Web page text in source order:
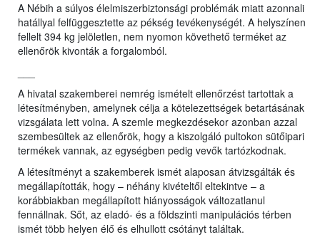
A Nébih a súlyos élelmiszerbiztonsági problémák miatt azonnali
hatállyal felfüggesztette az pékség tevékenységét. A helyszínen
fellelt 394 kg jelöletlen, nem nyomon követhető terméket az
ellenőrök kivonták a forgalomból.
A hivatal szakemberei nemrég ismételt ellenőrzést tartottak a
létesítményben, amelynek célja a kötelezettségek betartásának
vizsgálata lett volna. A szemle megkezdésekor azonban azzal
szembesültek az ellenőrök, hogy a kiszolgáló pultokon sütőipari
termékek vannak, az egységben pedig vevők tartózkodnak.
A létesítményt a szakemberek ismét alaposan átvizsgálták és
megállapították, hogy – néhány kivételtől eltekintve – a
korábbiakban megállapított hiányosságok változatlanul
fennállnak. Sőt, az eladó- és a földszinti manipulációs térben
ismét több helyen élő és elhullott csótányt találtak.